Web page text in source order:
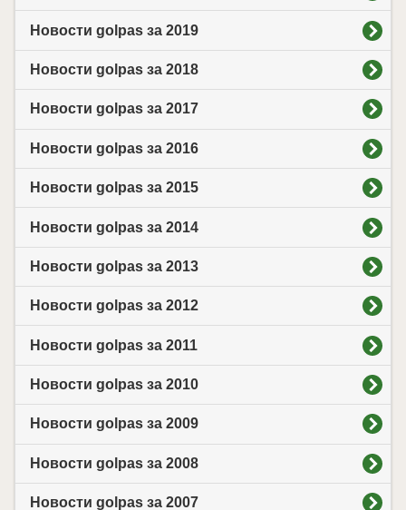
Новости golpas за 2019
Новости golpas за 2018
Новости golpas за 2017
Новости golpas за 2016
Новости golpas за 2015
Новости golpas за 2014
Новости golpas за 2013
Новости golpas за 2012
Новости golpas за 2011
Новости golpas за 2010
Новости golpas за 2009
Новости golpas за 2008
Новости golpas за 2007